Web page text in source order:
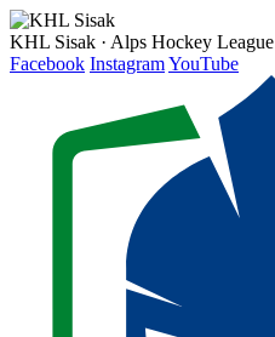
KHL Sisak · Alps Hockey League
Facebook InstagramYouTube